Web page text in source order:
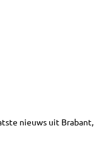
nieuws uit Brabant,